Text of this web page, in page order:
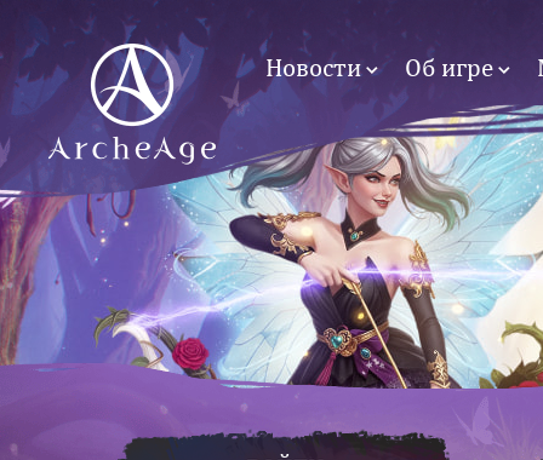
Новости Об игре